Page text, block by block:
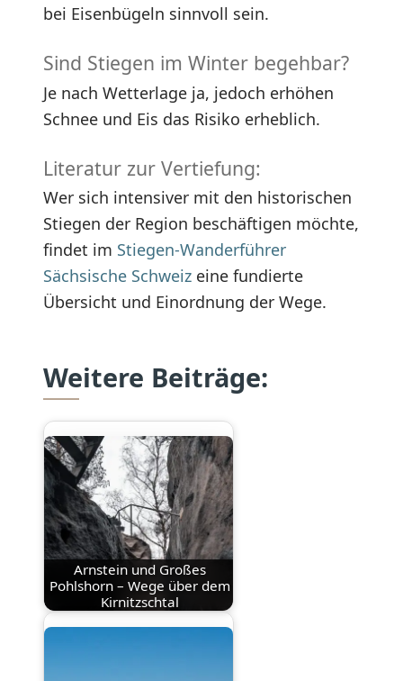
bei Eisenbügeln sinnvoll sein.
Sind Stiegen im Winter begehbar?
Je nach Wetterlage ja, jedoch erhöhen
Schnee und Eis das Risiko erheblich.
Literatur zur Vertiefung:
Wer sich intensiver mit den historischen
Stiegen der Region beschäftigen möchte,
findet im Stiegen-Wanderführer
Sächsische Schweiz eine fundierte
Übersicht und Einordnung der Wege.
Weitere Beiträge:
Arnstein und Großes
Pohlshorn – Wege über dem
Kirnitzschtal